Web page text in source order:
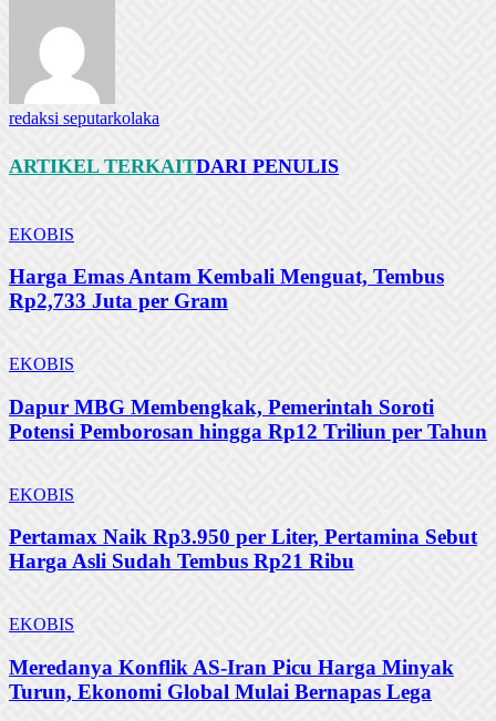
redaksi seputarkolaka
ARTIKEL TERKAITDARI PENULIS
EKOBIS
Harga Emas Antam Kembali Menguat, Tembus
Rp2,733 Juta per Gram
EKOBIS
Dapur MBG Membengkak, Pemerintah Soroti
Potensi Pemborosan hingga Rp12 Triliun per Tahun
EKOBIS
Pertamax Naik Rp3.950 per Liter, Pertamina Sebut
Harga Asli Sudah Tembus Rp21 Ribu
EKOBIS
Meredanya Konflik AS-Iran Picu Harga Minyak
Turun, Ekonomi Global Mulai Bernapas Lega